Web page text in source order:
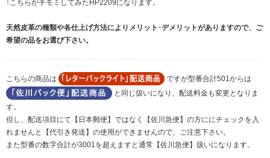
↑こちらが手モミしてみたHP2209になります。
天然皮革の種類や各仕上げ方法によりメリット･デメリットがありますので、ご
希望の品をお選び下さい。
こちらの商品は
ですが型番合計501からは
と同じ扱いになり、配送料金も変更となりま
す。
但し、配送項目にて【日本郵便】ではなく【佐川急便】の方ににチェックを入
れませんと【代引き発送】の使用ができませんので、ご注意下さい。
また型番の数字合計が3001を超えますと通常【佐川急便】扱いになります。